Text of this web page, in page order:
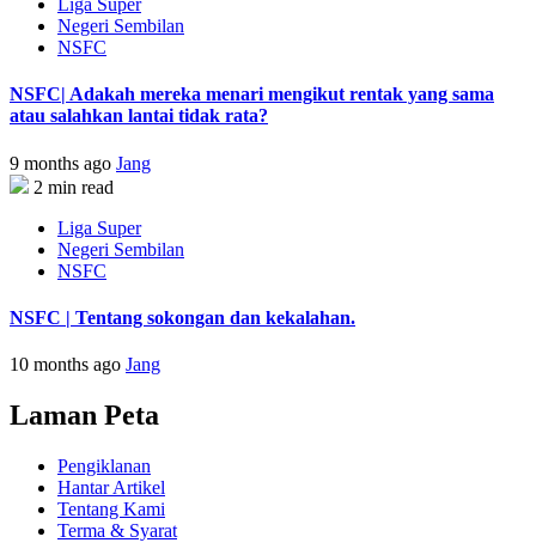
Liga Super
Negeri Sembilan
NSFC
NSFC| Adakah mereka menari mengikut rentak yang sama
atau salahkan lantai tidak rata?
9 months ago Jang
2 min read
Liga Super
Negeri Sembilan
NSFC
NSFC | Tentang sokongan dan kekalahan.
10 months ago Jang
Laman Peta
Pengiklanan
Hantar Artikel
Tentang Kami
Terma & Syarat